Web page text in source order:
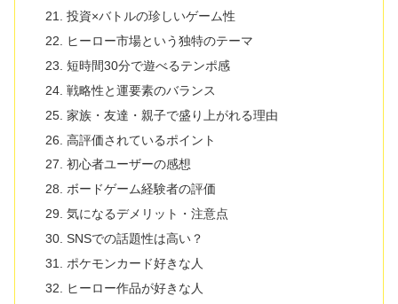
投資×バトルの珍しいゲーム性
ヒーロー市場という独特のテーマ
短時間30分で遊べるテンポ感
戦略性と運要素のバランス
家族・友達・親子で盛り上がれる理由
高評価されているポイント
初心者ユーザーの感想
ボードゲーム経験者の評価
気になるデメリット・注意点
SNSでの話題性は高い？
ポケモンカード好きな人
ヒーロー作品が好きな人